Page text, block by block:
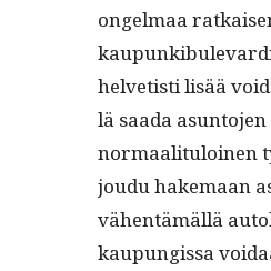
ongel­maa
hel­vetisti lisää
lä saa­da
nor­maal­i­t­u­loinen
joudu hake­maan
vähen­tämäl­lä
kaupungis­sa